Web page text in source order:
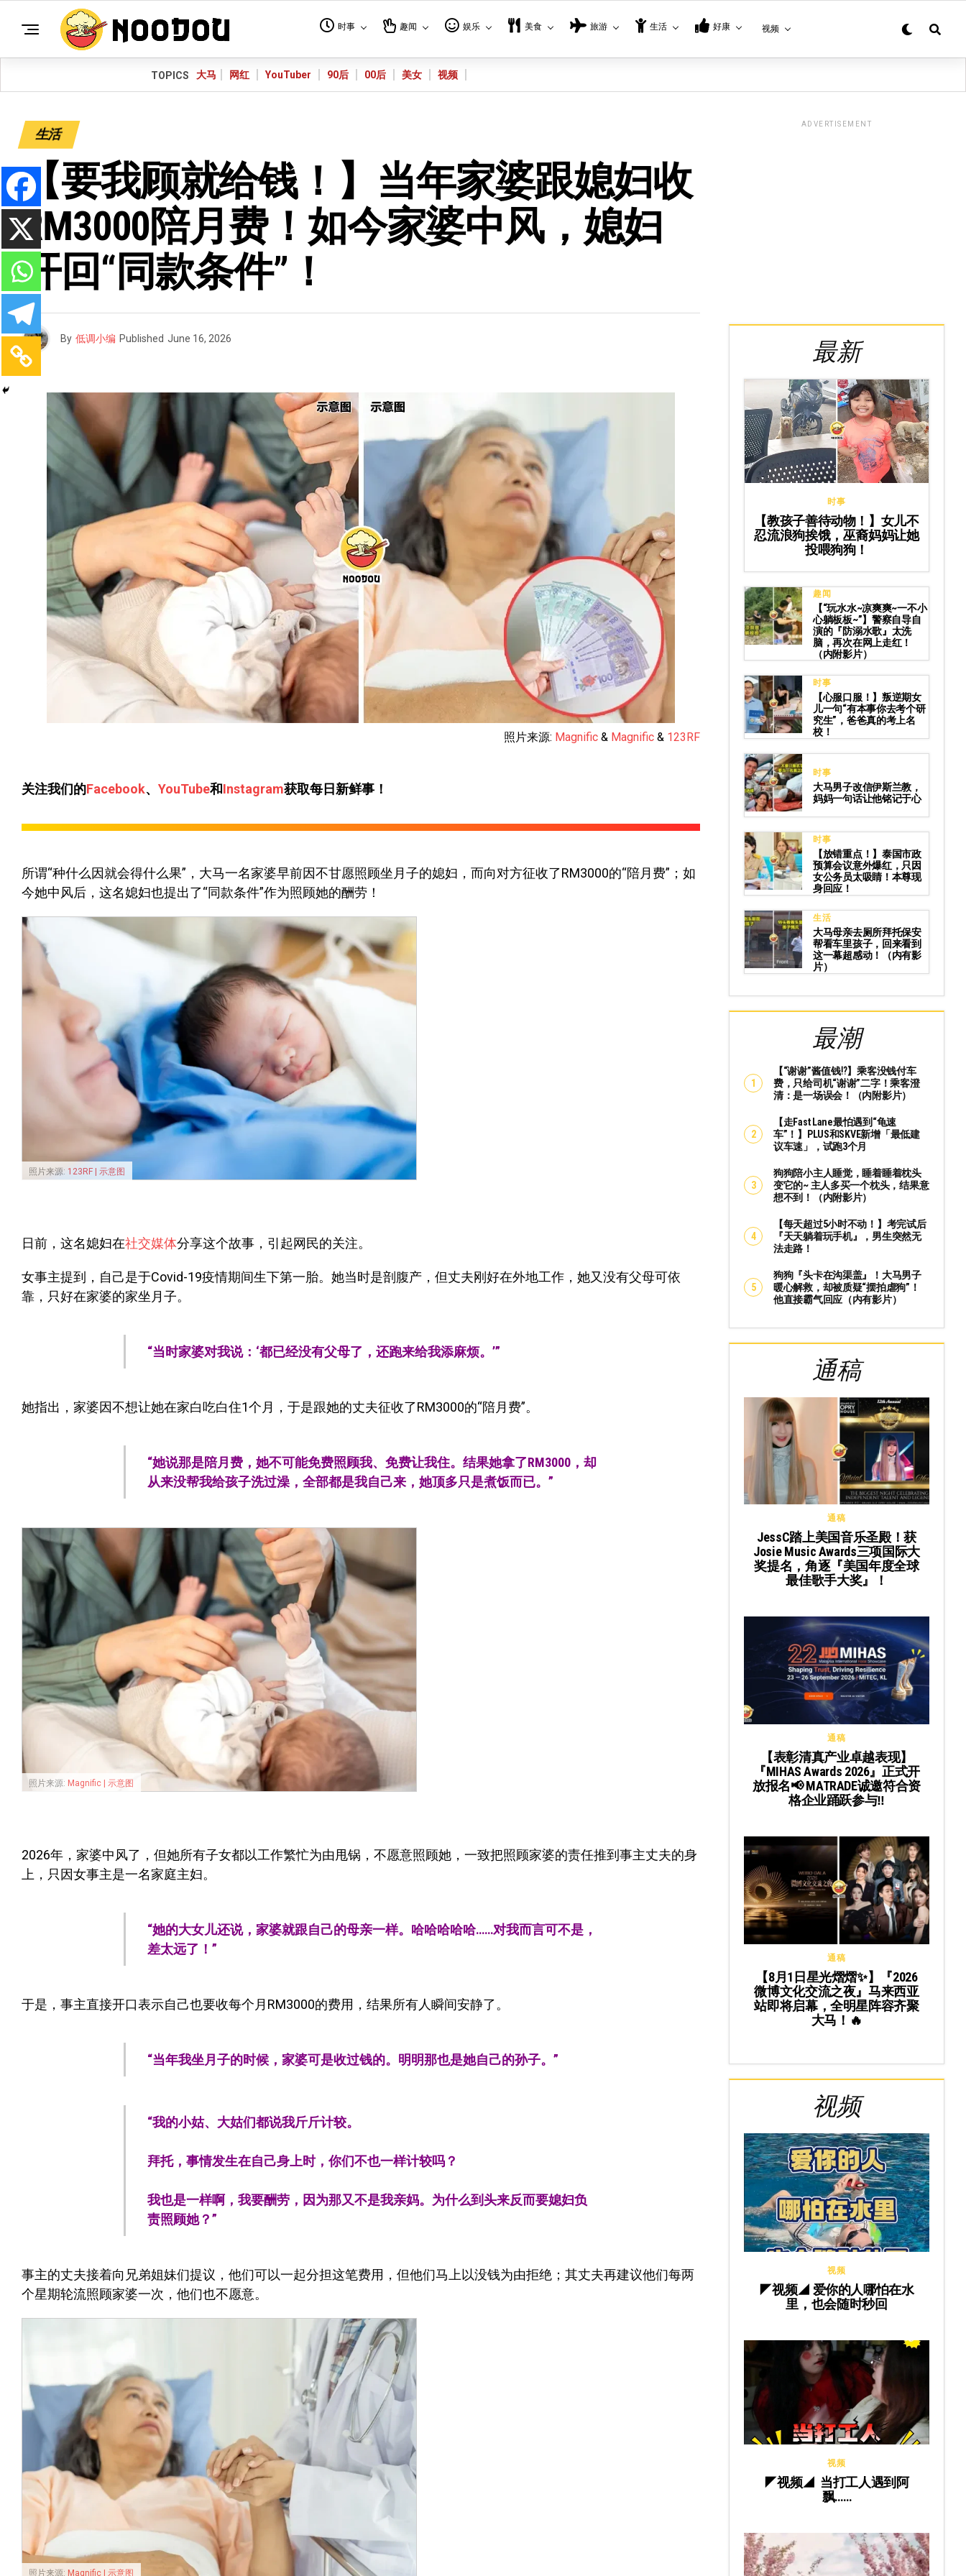
时事 趣闻 娱乐 美食 旅游 生活 好康 视频
TOPICS 大马 网红 YouTuber 90后 00后 美女 视频
生活
【要我顾就给钱！】当年家婆跟媳妇收
RM3000陪月费！如今家婆中风，媳妇
开回“同款条件”！
By 低调小编 Published June 16, 2026
照片来源: Magnific & Magnific & 123RF
关注我们的Facebook、 YouTube和Instagram获取每日新鲜事！
所谓“种什么因就会得什么果”，大马一名家婆早前因不甘愿照顾坐月子的媳妇，而向对方征收了RM3000的“陪月费”；如
今她中风后，这名媳妇也提出了“同款条件”作为照顾她的酬劳！
照片来源: 123RF | 示意图
日前，这名媳妇在社交媒体分享这个故事，引起网民的关注。
女事主提到，自己是于Covid-19疫情期间生下第一胎。她当时是剖腹产，但丈夫刚好在外地工作，她又没有父母可依
靠，只好在家婆的家坐月子。
“当时家婆对我说：‘都已经没有父母了，还跑来给我添麻烦。’”
她指出，家婆因不想让她在家白吃白住1个月，于是跟她的丈夫征收了RM3000的“陪月费”。
“她说那是陪月费，她不可能免费照顾我、免费让我住。结果她拿了RM3000，却
从来没帮我给孩子洗过澡，全部都是我自己来，她顶多只是煮饭而已。”
照片来源: Magnific | 示意图
2026年，家婆中风了，但她所有子女都以工作繁忙为由甩锅，不愿意照顾她，一致把照顾家婆的责任推到事主丈夫的身
上，只因女事主是一名家庭主妇。
“她的大女儿还说，家婆就跟自己的母亲一样。哈哈哈哈哈……对我而言可不是，
差太远了！”
于是，事主直接开口表示自己也要收每个月RM3000的费用，结果所有人瞬间安静了。
“当年我坐月子的时候，家婆可是收过钱的。明明那也是她自己的孙子。”
“我的小姑、大姑们都说我斤斤计较。
拜托，事情发生在自己身上时，你们不也一样计较吗？
我也是一样啊，我要酬劳，因为那又不是我亲妈。为什么到头来反而要媳妇负
责照顾她？”
事主的丈夫接着向兄弟姐妹们提议，他们可以一起分担这笔费用，但他们马上以没钱为由拒绝；其丈夫再建议他们每两
个星期轮流照顾家婆一次，他们也不愿意。
照片来源: Magnific | 示意图
ADVERTISEMENT
最新
时事
【教孩子善待动物！】女儿不
忍流浪狗挨饿，巫裔妈妈让她
投喂狗狗！
趣闻
【“玩水水~凉爽爽~一不小
心躺板板~”】警察自导自
演的『防溺水歌』太洗
脑，再次在网上走红！
（内附影片）
时事
【心服口服！】叛逆期女
儿一句“有本事你去考个研
究生”，爸爸真的考上名
校！
时事
大马男子改信伊斯兰教，
妈妈一句话让他铭记于心
时事
【放错重点！】泰国市政
预算会议意外爆红，只因
女公务员太吸睛！本尊现
身回应！
生活
大马母亲去厕所拜托保安
帮看车里孩子，回来看到
这一幕超感动！（内有影
片）
最潮
【“谢谢”酱值钱⁉️】乘客没钱付车
费，只给司机“谢谢”二字！乘客澄
清：是一场误会！（内附影片）
【走Fast Lane最怕遇到“龟速
车”！】PLUS和SKVE新增「最低建
议车速」，试跑3个月
狗狗陪小主人睡觉，睡着睡着枕头
变它的~ 主人多买一个枕头，结果意
想不到！（内附影片）
【每天超过5小时不动！】考完试后
『天天躺着玩手机』，男生突然无
法走路！
狗狗『头卡在沟渠盖』！大马男子
暖心解救，却被质疑“摆拍虐狗”！
他直接霸气回应（内有影片）
通稿
通稿
JessC踏上美国音乐圣殿！获
Josie Music Awards三项国际大
奖提名，角逐『美国年度全球
最佳歌手大奖』！
通稿
【表彰清真产业卓越表现】
『MIHAS Awards 2026』正式开
放报名📢 MATRADE诚邀符合资
格企业踊跃参与‼️
通稿
【8月1日星光熠熠✨】『2026
微博文化交流之夜』马来西亚
站即将启幕，全明星阵容齐聚
大马！🔥
视频
视频
◤视频◢ 爱你的人哪怕在水
里，也会随时秒回
视频
◤视频◢ 当打工人遇到阿
飘……